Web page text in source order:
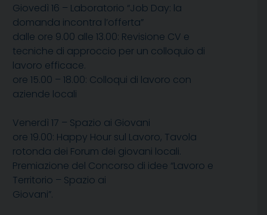
Giovedì 16 – Laboratorio “Job Day: la
domanda incontra l’offerta”
dalle ore 9.00 alle 13.00: Revisione CV e
tecniche di approccio per un colloquio di
lavoro efficace.
ore 15.00 – 18.00: Colloqui di lavoro con
aziende locali
Venerdì 17 – Spazio ai Giovani
ore 19.00: Happy Hour sul Lavoro, Tavola
rotonda dei Forum dei giovani locali.
Premiazione del Concorso di idee “Lavoro e
Territorio – Spazio ai
Giovani”.